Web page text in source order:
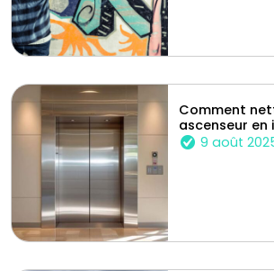
Comment
ascenseur en
9 août